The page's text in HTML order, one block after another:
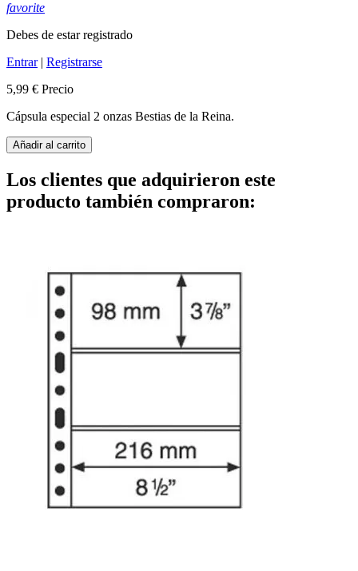
favorite
Debes de estar registrado
Entrar| Registrarse
5,99 € Precio
Cápsula especial 2 onzas Bestias de la Reina.
Añadir al carrito
Los clientes que adquirieron este
producto también compraron: